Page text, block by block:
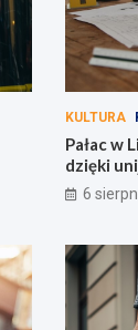
KULTURA
Pałac w
dzięki
6